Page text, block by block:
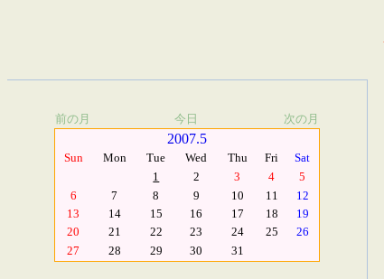
前の月 今日 次の月
2007.5
Sun Mon Tue Wed Thu Fri
Sat
1
2 3 4
5
6
7 8 9 10 11
12
13
14 15 16 17 18
19
20
21 22 23 24 25
26
27
28 29 30 31